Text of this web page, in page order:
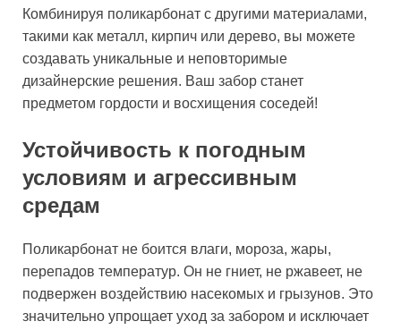
Комбинируя поликарбонат с другими материалами,
такими как металл, кирпич или дерево, вы можете
создавать уникальные и неповторимые
дизайнерские решения. Ваш забор станет
предметом гордости и восхищения соседей!
Устойчивость к погодным
условиям и агрессивным
средам
Поликарбонат не боится влаги, мороза, жары,
перепадов температур. Он не гниет, не ржавеет, не
подвержен воздействию насекомых и грызунов. Это
значительно упрощает уход за забором и исключает